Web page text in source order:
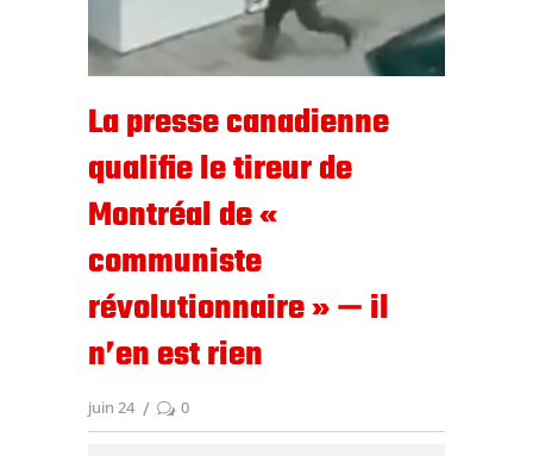
La presse canadienne
qualifie le tireur de
Montréal de «
communiste
révolutionnaire » — il
n’en est rien
juin 24 0